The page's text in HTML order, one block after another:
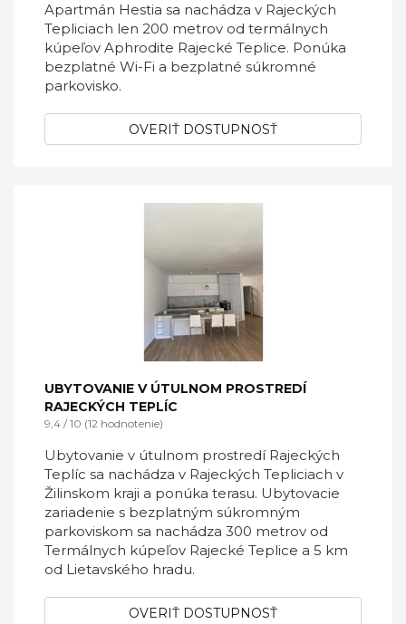
Apartmán Hestia sa nachádza v Rajeckých
Tepliciach len 200 metrov od termálnych
kúpeľov Aphrodite Rajecké Teplice. Ponúka
bezplatné Wi-Fi a bezplatné súkromné
parkovisko.
OVERIŤ DOSTUPNOSŤ
UBYTOVANIE V ÚTULNOM PROSTREDÍ
RAJECKÝCH TEPLÍC
9,4 / 10 (12 hodnotenie)
Ubytovanie v útulnom prostredí Rajeckých
Teplíc sa nachádza v Rajeckých Tepliciach v
Žilinskom kraji a ponúka terasu. Ubytovacie
zariadenie s bezplatným súkromným
parkoviskom sa nachádza 300 metrov od
Termálnych kúpeľov Rajecké Teplice a 5 km
od Lietavského hradu.
OVERIŤ DOSTUPNOSŤ